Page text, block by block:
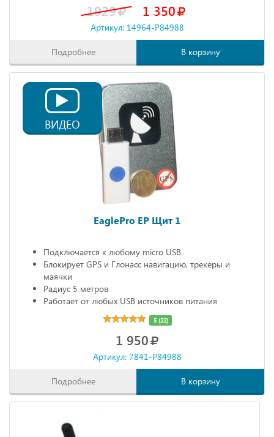
1929 1 350
Артикул: 14964-P84988
Подробнее В корзину
ВИДЕО
EaglePro EP Щит 1
Подключается к любому micro USB
Блокирует GPS и Глонасс навигацию, трекеры и
маячки
Радиус 5 метров
Работает от любых USB источников питания
Габариты: 68х20х10 мм
5 (22)
1 950
Артикул: 7841-P84988
Подробнее В корзину